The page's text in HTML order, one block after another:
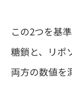
この2つを基
糖鎖と、リポ
両方の数値を